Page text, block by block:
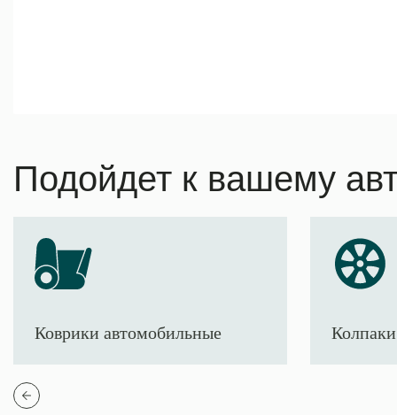
Подойдет к вашему
Коврики автомобильные